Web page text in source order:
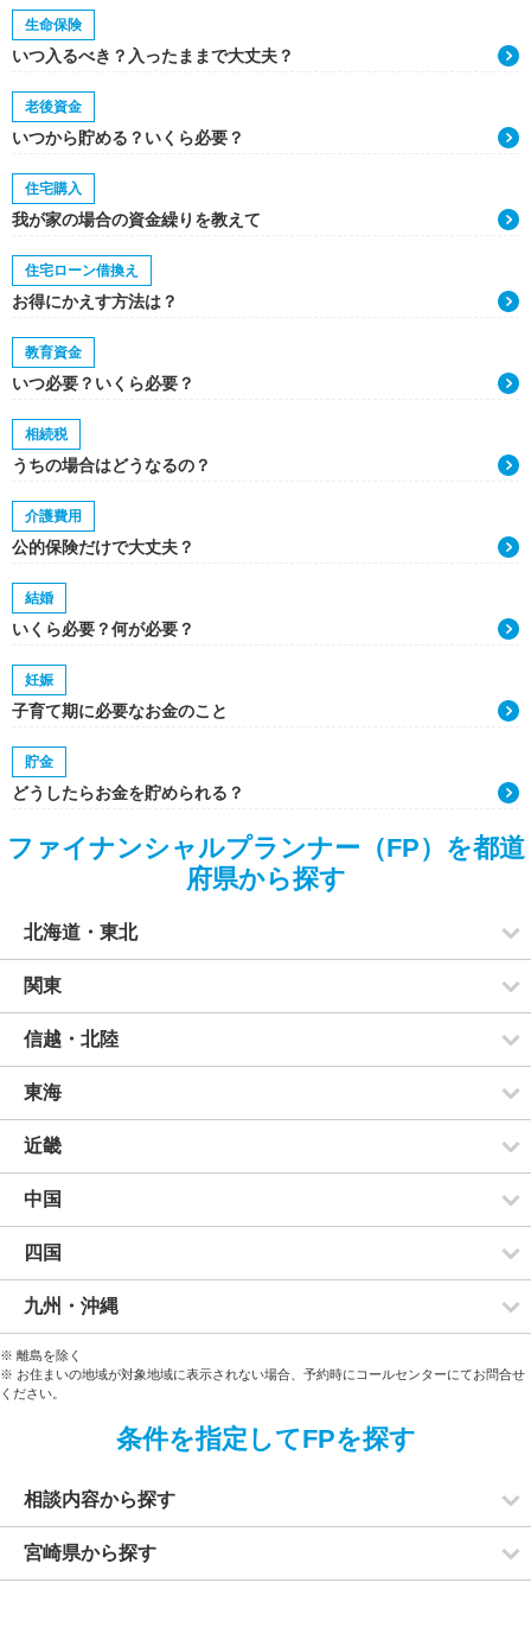
生命保険
いつ入るべき？入ったままで大丈夫？
老後資金
いつから貯める？いくら必要？
住宅購入
我が家の場合の資金繰りを教えて
住宅ローン借換え
お得にかえす方法は？
教育資金
いつ必要？いくら必要？
相続税
うちの場合はどうなるの？
介護費用
公的保険だけで大丈夫？
結婚
いくら必要？何が必要？
妊娠
子育て期に必要なお金のこと
貯金
どうしたらお金を貯められる？
ファイナンシャルプランナー（FP）を都道
府県から探す
北海道・東北
関東
信越・北陸
東海
近畿
中国
四国
九州・沖縄
※ 離島を除く
※ お住まいの地域が対象地域に表示されない場合、予約時にコールセンターにてお問合せ
ください。
条件を指定してFPを探す
相談内容から探す
宮崎県から探す